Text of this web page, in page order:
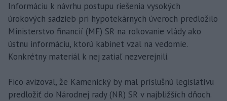
Informáciu k návrhu postupu riešenia vysokých
úrokových sadzieb pri hypotekárnych úveroch predložilo
Ministerstvo financií (MF) SR na rokovanie vlády ako
ústnu informáciu, ktorú kabinet vzal na vedomie.
Konkrétny materiál k nej zatiaľ nezverejnili.
Fico avizoval, že Kamenický by mal príslušnú legislatívu
predložiť do Národnej rady (NR) SR v najbližších dňoch.